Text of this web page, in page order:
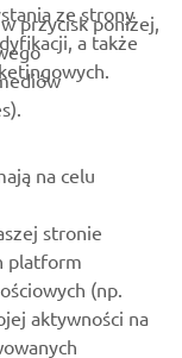
ze strony
a także
przycisk poniżej,
na celu
stronie
platform
(np.
aktywności na